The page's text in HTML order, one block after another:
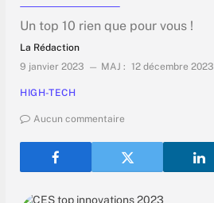
Un top 10 rien que pour vous !
La Rédaction
9 janvier 2023
MAJ : 12 décembre 2023
HIGH-TECH
Aucun commentaire